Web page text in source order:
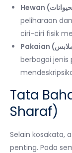
peliharaan
ciri-ciri fisik
berbagai jenis
Tata
Sharaf)
Selain kosakata,
penting. Pada